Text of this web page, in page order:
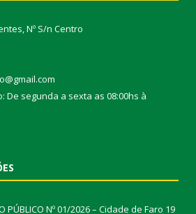
Nº S/n Centro
De segunda a sexta as 08:00hs à
PÚBLICO Nº 01/2026 – Cidade de Faro 19